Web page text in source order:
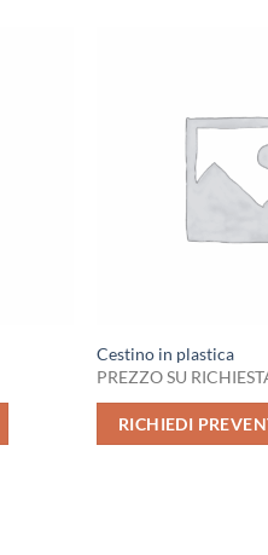
Cestino in plastica
PREZZO SU
RICHIEDI